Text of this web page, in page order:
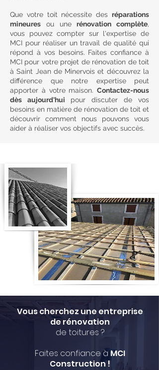
Que votre toit nécessite des réparations
mineures ou unerénovation complète,
vous pouvez compter sur l'expertise de
MCI pour réaliser un travail de qualité qui
répond à vos besoins. Faites confiance à
MCI pour votre projet de rénovation de toit
à Saint Jean de Minervois et découvrez la
différence que notre expertise peut
apporter à votre maison. Contactez-nous
dès aujourd'hui pour discuter de vos
besoins en matière de rénovation de toit et
découvrir comment nous pouvons vous
aider à réaliser vos objectifs avec succès.
Vous cherchez une entreprise
de rénovation
de toitures ?
Faites confiance à MCI
Construction !